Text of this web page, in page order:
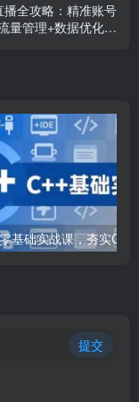
播全攻略：精准账号
量管理+数据优化，
提交